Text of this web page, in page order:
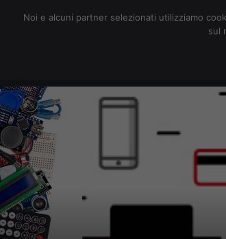
Noi e alcuni partner selezionati utilizziamo
sul